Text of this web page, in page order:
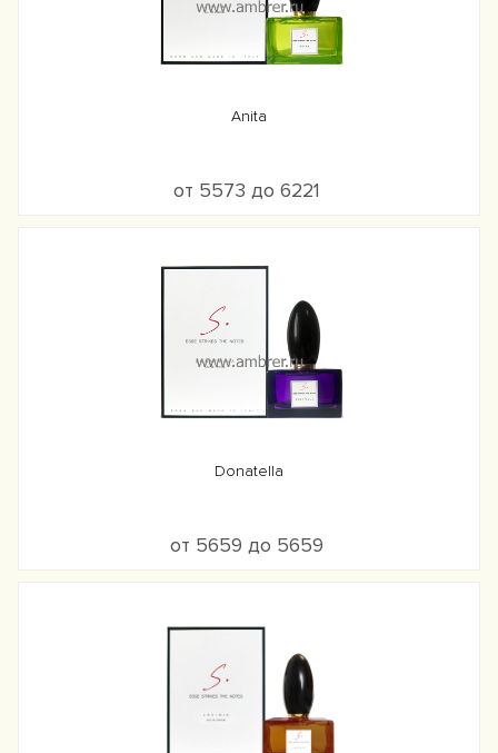
Anita
от 5573 до 6221
Donatella
от 5659 до 5659